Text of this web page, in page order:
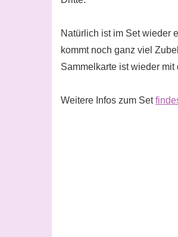
Natürlich ist im Set wieder
kommt noch ganz viel
Sammelkarte ist wieder mit
Weitere Infos zum Set